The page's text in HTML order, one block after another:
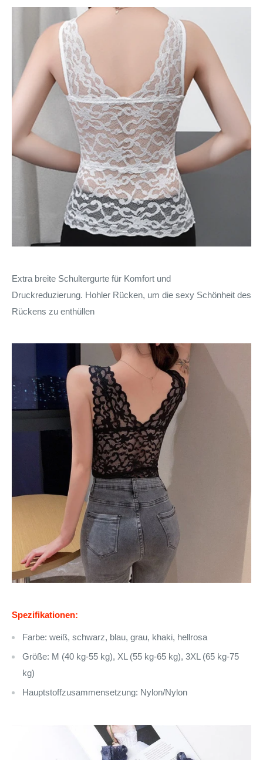
Extra breite Schultergurte für Komfort und
Druckreduzierung. Hohler Rücken, um die sexy Schönheit des
Rückens zu enthüllen
Spezifikationen:
Farbe: weiß, schwarz, blau, grau, khaki, hellrosa
Größe: M (40 kg-55 kg), XL (55 kg-65 kg), 3XL (65 kg-75
kg)
Hauptstoffzusammensetzung: Nylon/Nylon